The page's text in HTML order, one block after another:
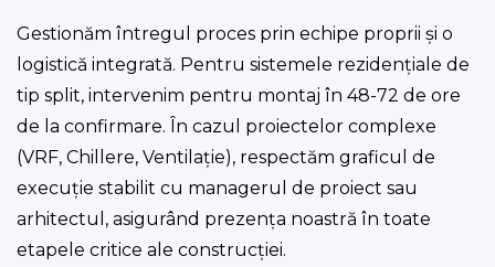
Gestionăm întregul proces prin echipe proprii și o
logistică integrată. Pentru sistemele rezidențiale de
tip split, intervenim pentru montaj în 48-72 de ore
de la confirmare. În cazul proiectelor complexe
(VRF, Chillere, Ventilație), respectăm graficul de
execuție stabilit cu managerul de proiect sau
arhitectul, asigurând prezența noastră în toate
etapele critice ale construcției.